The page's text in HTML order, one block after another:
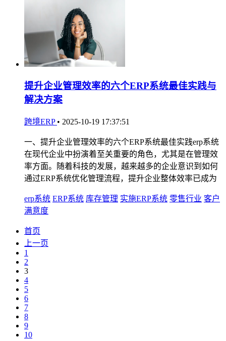
提升企业管理效率的六个ERP系统最佳实践与
解决方案
跨境ERP • 2025-10-19 17:37:51
一、提升企业管理效率的六个ERP系统最佳实践erp系统
在现代企业中扮演着至关重要的角色，尤其是在管理效
率方面。随着科技的发展，越来越多的企业意识到如何
通过ERP系统优化管理流程，提升企业整体效率已成为
erp系统 ERP系统 库存管理 实施ERP系统 零售行业 客户
满意度
首页
上一页
1
2
3
4
5
6
7
8
9
10